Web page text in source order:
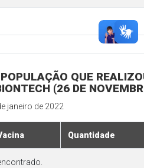
QUE
(26 DE
janeiro de 2022
Quantidade